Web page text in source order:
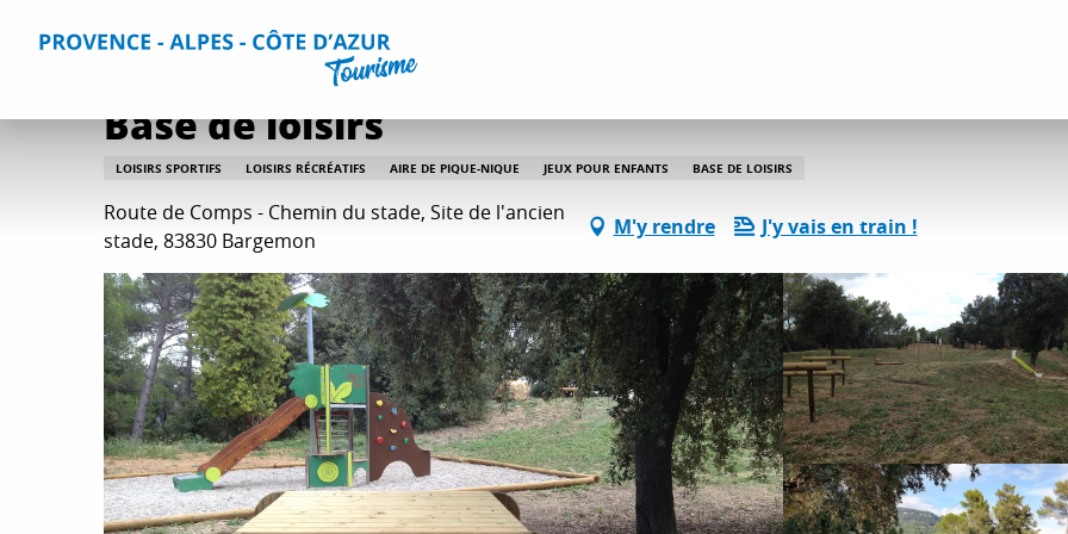
Accueil Que faire ? Détente et loisirs
Base de loisirs
LOISIRS SPORTIFS LOISIRS RÉCRÉATIFS AIRE DE PIQUE-NIQUE JEUX POUR ENFANTS BASE DE LOISIRS
Route de Comps - Chemin du stade, Site de l'ancien
stade, 83830 Bargemon
M'y rendre J'y vais en train !